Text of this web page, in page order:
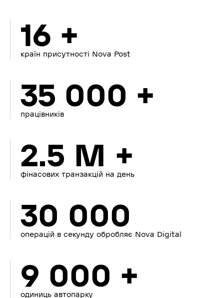
16 +
країн присутності Nova Post
35 000 +
працівників
2.5 M +
фінасових транзакцій на день
30 000
операцій в секунду обробляє Nova Digital
9 000 +
одиниць автопарку